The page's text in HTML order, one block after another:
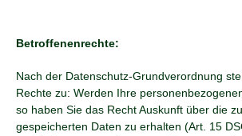
Betroffenenrechte:
Nach der Datenschutz-Grundverordnung
Rechte zu: Werden Ihre
so haben Sie das Recht Auskunft über die
gespeicherten Daten zu erhalten (Art. 15